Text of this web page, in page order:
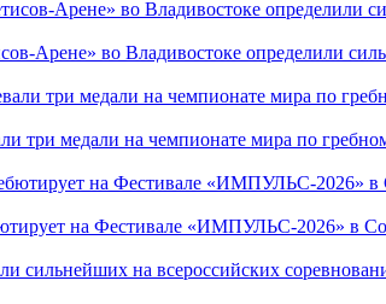
Арене» во Владивостоке определили
три медали на чемпионате мира по
на Фестивале «ИМПУЛЬС-2026» в